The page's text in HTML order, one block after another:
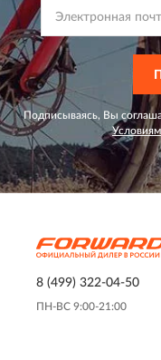
Подписываясь, Вы
8 (499) 322-04-50
ПН-ВС 9:00-21:00